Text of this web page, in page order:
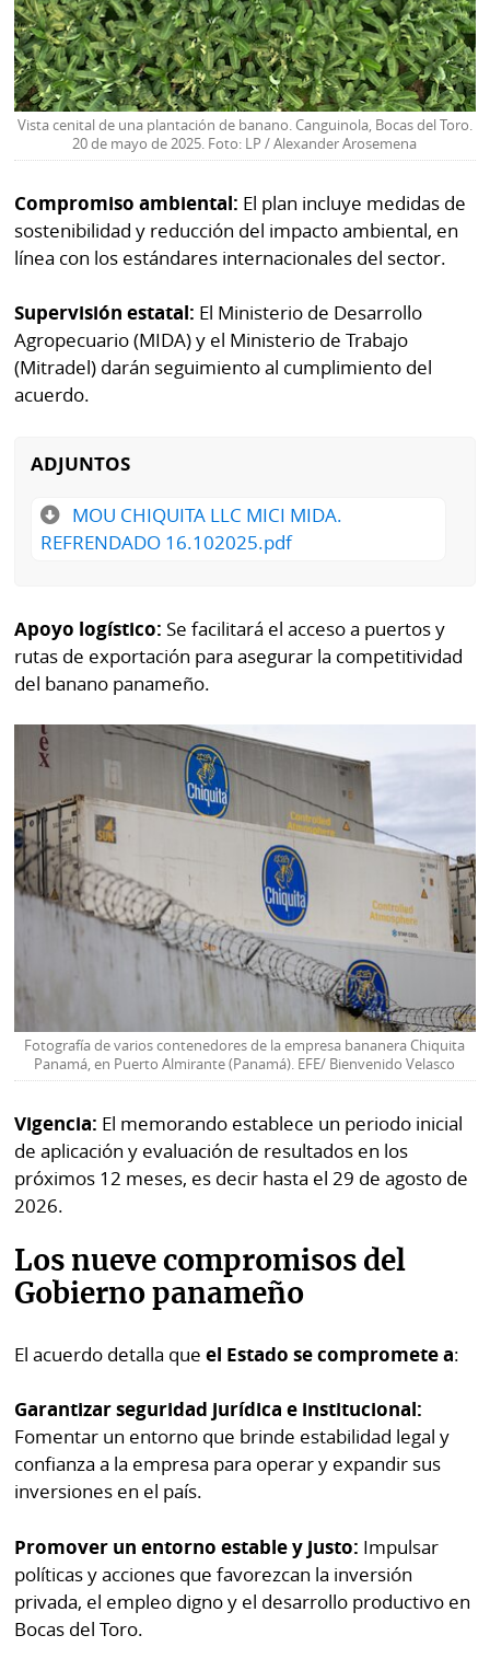
Vista cenital de una plantación de banano. Canguinola, Bocas del Toro.
20 de mayo de 2025. Foto: LP / Alexander Arosemena
Compromiso ambiental: El plan incluye medidas de
sostenibilidad y reducción del impacto ambiental, en
línea con los estándares internacionales del sector.
Supervisión estatal: El Ministerio de Desarrollo
Agropecuario (MIDA) y el Ministerio de Trabajo
(Mitradel) darán seguimiento al cumplimiento del
acuerdo.
ADJUNTOS
MOU CHIQUITA LLC MICI MIDA.
REFRENDADO 16.102025.pdf
Apoyo logístico: Se facilitará el acceso a puertos y
rutas de exportación para asegurar la competitividad
del banano panameño.
Fotografía de varios contenedores de la empresa bananera Chiquita
Panamá, en Puerto Almirante (Panamá). EFE/ Bienvenido Velasco
Vigencia: El memorando establece un periodo inicial
de aplicación y evaluación de resultados en los
próximos 12 meses, es decir hasta el 29 de agosto de
2026.
Los nueve compromisos del
Gobierno panameño
El acuerdo detalla queel Estado se compromete a:
Garantizar seguridad jurídica e institucional:
Fomentar un entorno que brinde estabilidad legal y
confianza a la empresa para operar y expandir sus
inversiones en el país.
Promover un entorno estable y justo: Impulsar
políticas y acciones que favorezcan la inversión
privada, el empleo digno y el desarrollo productivo en
Bocas del Toro.